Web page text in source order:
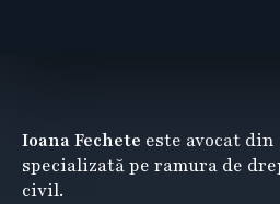
Ioana Fechete este avocat
specializată pe ramura de
civil.